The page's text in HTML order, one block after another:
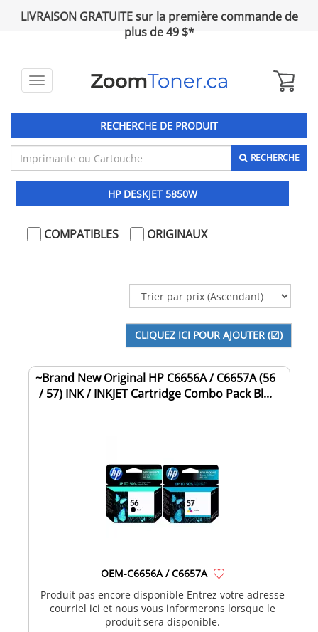
LIVRAISON GRATUITE sur la première commande de
plus de 49 $*
Toggle
RECHERCHE DE PRODUIT
RECHERCHE
HP DESKJET 5850W
COMPATIBLES ORIGINAUX
~Brand New Original HP C6656A / C6657A (56
/ 57) INK / INKJET Cartridge Combo Pack Bl...
OEM-C6656A / C6657A
Produit pas encore disponible Entrez votre adresse
courriel ici et nous vous informerons lorsque le
produit sera disponible.